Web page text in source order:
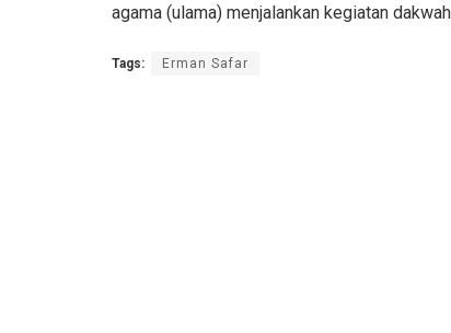
agama (ulama) menjalankan kegiatan
Tags: Erman Safar